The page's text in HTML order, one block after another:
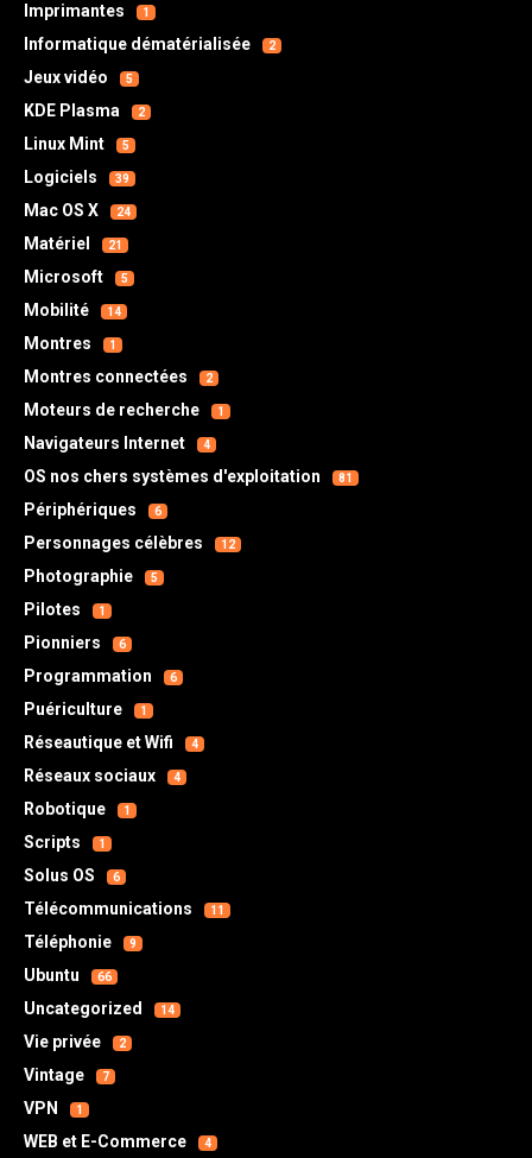
Imprimantes 1
Informatique dématérialisée 2
Jeux vidéo 5
KDE Plasma 2
Linux Mint 5
Logiciels 39
Mac OS X 24
Matériel 21
Microsoft 5
Mobilité 14
Montres 1
Montres connectées 2
Moteurs de recherche 1
Navigateurs Internet 4
OS nos chers systèmes d'exploitation 81
Périphériques 6
Personnages célèbres 12
Photographie 5
Pilotes 1
Pionniers 6
Programmation 6
Puériculture 1
Réseautique et Wifi 4
Réseaux sociaux 4
Robotique 1
Scripts 1
Solus OS 6
Télécommunications 11
Téléphonie 9
Ubuntu 66
Uncategorized 14
Vie privée 2
Vintage 7
VPN 1
WEB et E-Commerce 4